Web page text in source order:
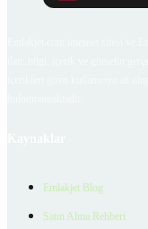
Emlakjet Blog
Satın Alma Rehberi